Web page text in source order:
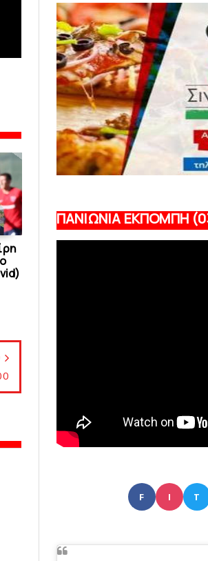
SLIDE
Ξεκινά η ελεύθερη
εισιτηρίων
August 04,
ΠΑΝΙΩΝΙΑ ΕΚΠΟΜΠΗ
F I T